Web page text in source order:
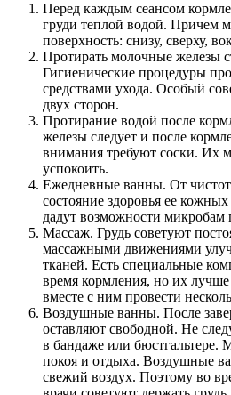
Перед каждым сеансом
груди теплой водой. Причем
поверхность: снизу, сверху,
Протирать молочные железы
Гигиенические процедуры
средствами ухода. Особый
двух сторон.
Протирание водой после
железы следует и после
внимания требуют соски. Их
успокоить.
Ежедневные ванны. От
состояние здоровья ее
дадут возможности микробам
Массаж. Грудь советуют
массажными движениями
тканей. Есть специальные
время кормления, но их лучше
вместе с ним провести
Воздушные ванны. После
оставляют свободной. Не
в бандаже или
покоя и отдыха. Воздушные
свежий воздух. Поэтому во